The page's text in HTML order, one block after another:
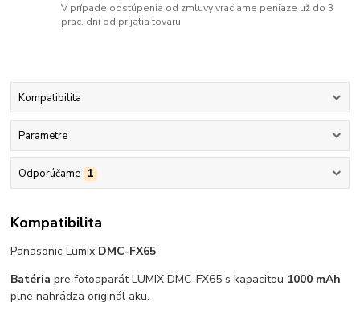
V prípade odstúpenia od zmluvy vraciame peniaze už do 3
prac. dní od prijatia tovaru
Kompatibilita
Parametre
Odporúčame 1
Kompatibilita
Panasonic Lumix DMC-FX65
Batéria pre fotoaparát LUMIX DMC-FX65 s kapacitou 1000 mAh
plne nahrádza originál aku.